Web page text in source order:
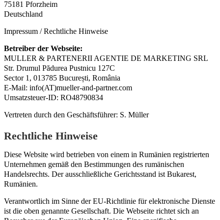
75181 Pforzheim
Deutschland
Impressum / Rechtliche Hinweise
Betreiber der Webseite:
MULLER & PARTENERII AGENTIE DE MARKETING SRL
Str. Drumul Pădurea Pustnicu 127C
Sector 1, 013785 București, România
E-Mail: info(AT)mueller-and-partner.com
Umsatzsteuer-ID: RO48790834
Vertreten durch den Geschäftsführer: S. Müller
Rechtliche Hinweise
Diese Website wird betrieben von einem in Rumänien registrierten
Unternehmen gemäß den Bestimmungen des rumänischen
Handelsrechts. Der ausschließliche Gerichtsstand ist Bukarest,
Rumänien.
Verantwortlich im Sinne der EU-Richtlinie für elektronische Dienste
ist die oben genannte Gesellschaft. Die Webseite richtet sich an